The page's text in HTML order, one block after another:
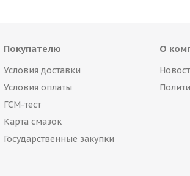
Покупателю
Условия доставки
Условия оплаты
ГСМ-тест
Карта смазок
Государственные закупки
О